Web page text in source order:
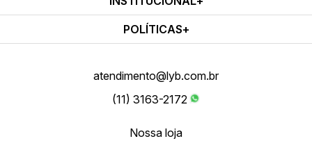
POLÍTICAS
atendimento@lyb.com.br
(11) 3163-2172
Nossa loja